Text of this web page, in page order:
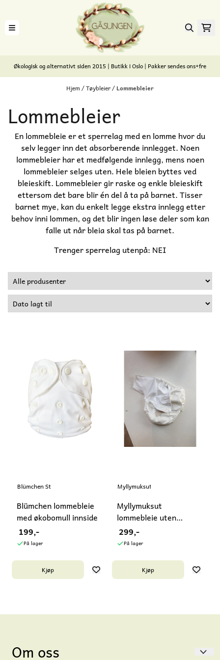
Økologisk og alternativt siden 2015 | Butikk i Oslo | Pakker sendes ons+fre
Hjem /Tøybleier/ Lommebleier
Lommebleier
En lommebleie er et sperrelag med en lomme hvor du
selv legger inn det absorberende innlegget. Noen
lommebleier har et medfølgende innlegg, mens noen
lommebleier selges uten. Hele bleien byttes ved
bleieskift. Lommebleier gir raske og enkle bleieskift
ettersom det bare blir én del å ta på barnet. Tisser
barnet mye, kan du enkelt legge ekstra innlegg etter
behov inni lommen, og det blir ingen løse deler som kan
falle ut når bleia skal tas på barnet.
Trenger sperrelag utenpå: NEI
Blümchen Stoffwindeln
Blümchen lommebleie
med økobomull innside
199,-
På lager
Kjøp
Myllymuksut
Myllymuksut
lommebleie uten
innlegg Coolmax
299,-
På lager
Kjøp
Om oss